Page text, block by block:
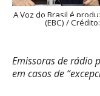
A Voz do Brasil é
(EBC) /
Emissoras de rádio
em casos de